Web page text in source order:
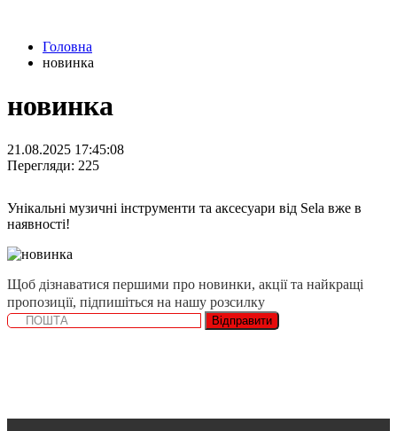
Головна
новинка
новинка
21.08.2025 17:45:08
Перегляди: 225
Унікальні музичні інструменти та аксесуари від Sela вже в
наявності!
Щоб дізнаватися першими про новинки, акції та найкращі
пропозиції, підпишіться на нашу розсилку
Відправити